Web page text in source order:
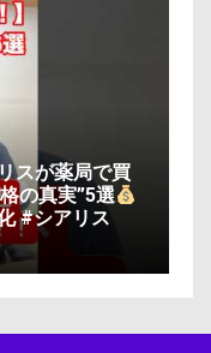
スが薬局で買
の真実”5選
#シアリス